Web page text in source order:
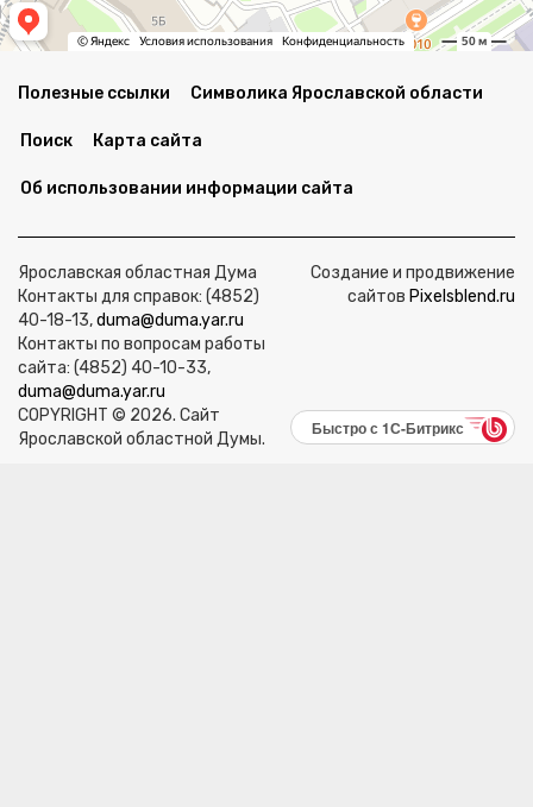
Полезные ссылки Символика Ярославской области
Поиск Карта сайта
Об использовании информации сайта
Ярославская областная Дума
Контакты для справок: (4852)
40-18-13,duma@duma.yar.ru
Контакты по вопросам работы
сайта: (4852) 40-10-33,
duma@duma.yar.ru
COPYRIGHT © 2026. Сайт
Ярославской областной Думы.
Создание и продвижение
сайтов Pixelsblend.ru
Быстро с 1С-Битрикс